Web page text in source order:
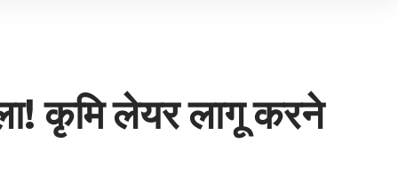
कृमि लेयर लागू करने